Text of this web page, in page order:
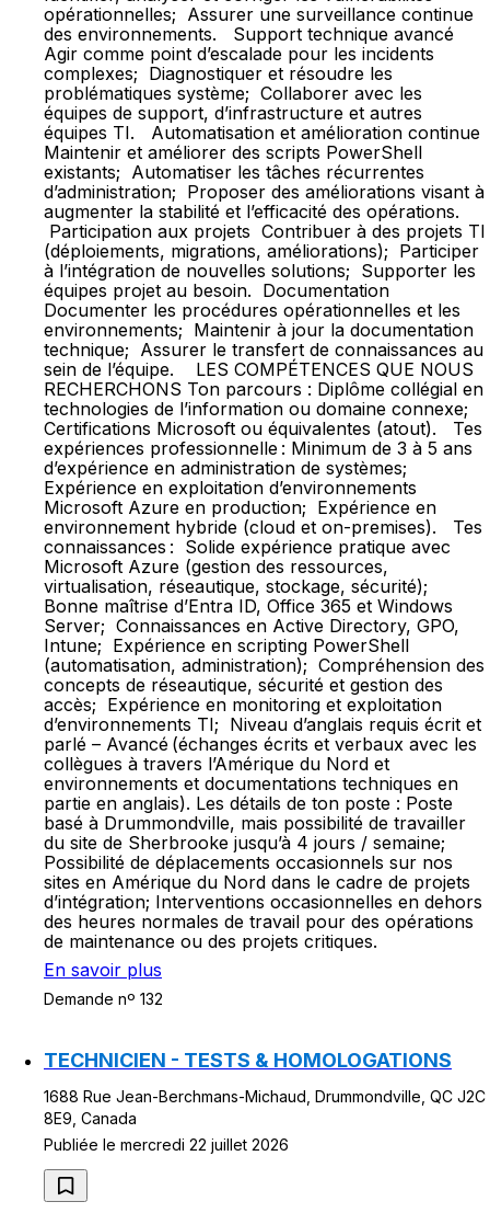
opérationnelles; Assurer une surveillance continue
des environnements. Support technique avancé
Agir comme point d’escalade pour les incidents
complexes; Diagnostiquer et résoudre les
problématiques système; Collaborer avec les
équipes de support, d’infrastructure et autres
équipes TI. Automatisation et amélioration continue
Maintenir et améliorer des scripts PowerShell
existants; Automatiser les tâches récurrentes
d’administration; Proposer des améliorations visant à
augmenter la stabilité et l’efficacité des opérations.
Participation aux projets Contribuer à des projets TI
(déploiements, migrations, améliorations); Participer
à l’intégration de nouvelles solutions; Supporter les
équipes projet au besoin. Documentation
Documenter les procédures opérationnelles et les
environnements; Maintenir à jour la documentation
technique; Assurer le transfert de connaissances au
sein de l’équipe. LES COMPÉTENCES QUE NOUS
RECHERCHONS Ton parcours : Diplôme collégial en
technologies de l’information ou domaine connexe;
Certifications Microsoft ou équivalentes (atout). Tes
expériences professionnelle : Minimum de 3 à 5 ans
d’expérience en administration de systèmes;
Expérience en exploitation d’environnements
Microsoft Azure en production; Expérience en
environnement hybride (cloud et on-premises). Tes
connaissances : Solide expérience pratique avec
Microsoft Azure (gestion des ressources,
virtualisation, réseautique, stockage, sécurité);
Bonne maîtrise d’Entra ID, Office 365 et Windows
Server; Connaissances en Active Directory, GPO,
Intune; Expérience en scripting PowerShell
(automatisation, administration); Compréhension des
concepts de réseautique, sécurité et gestion des
accès; Expérience en monitoring et exploitation
d’environnements TI; Niveau d’anglais requis écrit et
parlé – Avancé (échanges écrits et verbaux avec les
collègues à travers l’Amérique du Nord et
environnements et documentations techniques en
partie en anglais). Les détails de ton poste : Poste
basé à Drummondville, mais possibilité de travailler
du site de Sherbrooke jusqu’à 4 jours / semaine;
Possibilité de déplacements occasionnels sur nos
sites en Amérique du Nord dans le cadre de projets
d’intégration; Interventions occasionnelles en dehors
des heures normales de travail pour des opérations
de maintenance ou des projets critiques.
En savoir plus
Demande nº 132
TECHNICIEN - TESTS & HOMOLOGATIONS
1688 Rue Jean-Berchmans-Michaud, Drummondville, QC J2C
8E9, Canada
Publiée le mercredi 22 juillet 2026